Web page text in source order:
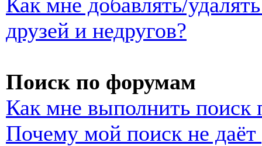
друзей и недругов?
Поиск по форумам
Как мне выполнить
Почему мой поиск не даёт